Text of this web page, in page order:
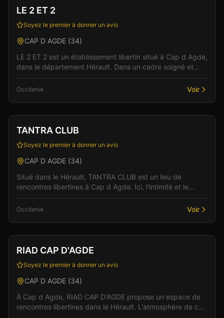
LE 2 ET 2
Soyez le premier à donner un avis
CAP D AGDE (34)
LE 2 ET 2 est un établissement libertin situé à Cap d Agde,
dans le département Hérault. Dans un cadre soigné et
Occitanie Voir
Club
TANTRA CLUB
Soyez le premier à donner un avis
CAP D AGDE (34)
Situé dans le Hérault, TANTRA CLUB est un lieu de
rencontres libertines à Cap d Agde. Ici, l'intimité et le
Occitanie Voir
Hébergement
RIAD CAP D'AGDE
Soyez le premier à donner un avis
CAP D AGDE (34)
À Cap d Agde, RIAD CAP D'AGDE propose un espace de
rencontres libertines dans le Hérault. L'atmosphère de cet